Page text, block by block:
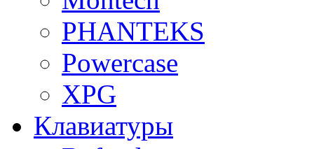
PHANTEKS
Powercase
XPG
Клавиатуры